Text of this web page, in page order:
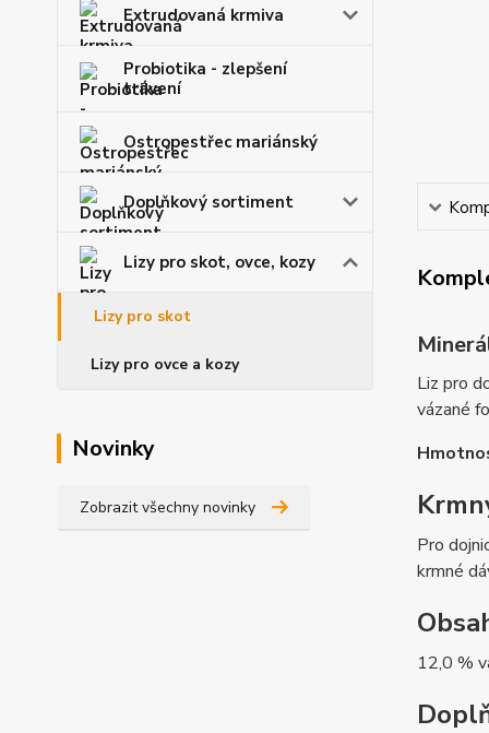
Extrudovaná krmiva
Probiotika - zlepšení
trávení
Ostropestřec mariánský
Doplňkový sortiment
Lizy pro skot, ovce, kozy
Lizy pro skot
Lizy pro ovce a kozy
Novinky
Zobrazit všechny novinky
Liz pro
vázané
Pro
krmné
12,0 %